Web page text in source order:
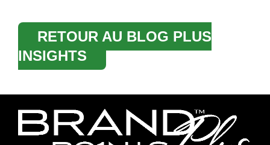
RETOUR AU BLOG PLUS
INSIGHTS